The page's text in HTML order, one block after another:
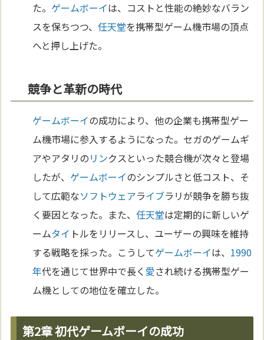
た。 ゲームボーイは、コストと性能の絶妙なバラン
スを保ちつつ、任天堂を携帯型ゲーム機市場の頂点
へと押し上げた。
競争と革新の時代
ゲームボーイの成功により、他の企業も携帯型ゲー
ム機市場に参入するようになった。セガのゲームギ
アやアタリのリンクスといった競合機が次々と登場
したが、 ゲームボーイのシンプルさと低コスト、そ
して広範なソフトウェアライブラリが競争を勝ち抜
く要因となった。また、任天堂は定期的に新しいゲ
ームタイ トルをリリースし、ユーザーの興味を維持
する戦略を採った。こうしてゲームボーイは、 1990
年代を通じて世界中で長く 愛され続ける携帯型ゲー
ム機としての地位を確立した。
第2章 初代ゲームボーイの成功